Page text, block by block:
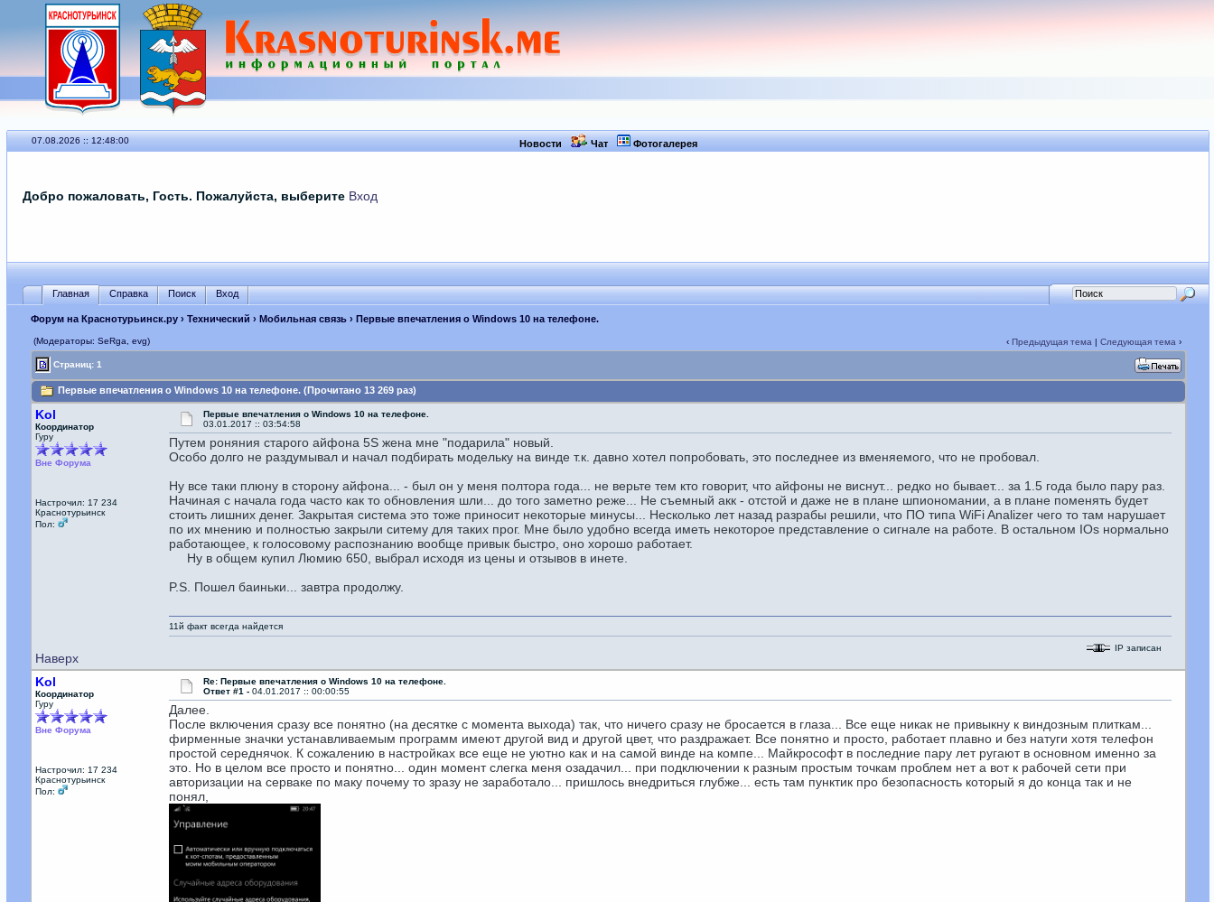
07.08.2026 :: 12:48:00 Новости Чат Фотогалерея
Добро пожаловать, Гость. Пожалуйста, выберите Вход
Главная Справка Поиск Вход
Форум на Краснотурьинск.ру› Технический › Мобильная связь› Первые впечатления о Windows 10 на телефоне.
(Модераторы: SeRga, evg) ‹Предыдущая тема |Следующая тема ›
Страниц: 1
Первые впечатления о Windows 10 на телефоне. (Прочитано 13 269 раз)
Kol
Координатор
Гуру
Вне Форума
Настрочил: 17 234
Краснотурьинск
Пол:
Первые впечатления о Windows 10 на телефоне.
03.01.2017 :: 03:54:58
Путем роняния старого айфона 5S жена мне "подарила" новый.
Особо долго не раздумывал и начал подбирать модельку на винде т.к. давно хотел попробовать, это последнее из вменяемого, что не пробовал.
Ну все таки плюну в сторону айфона... - был он у меня полтора года... не верьте тем кто говорит, что айфоны не виснут... редко но бывает... за 1.5 года было пару раз.
Начиная с начала года часто как то обновления шли... до того заметно реже... Не съемный акк - отстой и даже не в плане шпиономании, а в плане поменять будет
стоить лишних денег. Закрытая система это тоже приносит некоторые минусы... Несколько лет назад разрабы решили, что ПО типа WiFi Analizer чего то там нарушает
по их мнению и полностью закрыли ситему для таких прог. Мне было удобно всегда иметь некоторое представление о сигнале на работе. В остальном IOs нормально
работающее, к голосовому распознанию вообще привык быстро, оно хорошо работает.
Ну в общем купил Люмию 650, выбрал исходя из цены и отзывов в инете.
P.S. Пошел баиньки... завтра продолжу.
Наверх
11й факт всегда найдется
IP записан
Kol
Координатор
Гуру
Вне Форума
Настрочил: 17 234
Краснотурьинск
Пол:
Re: Первые впечатления о Windows 10 на телефоне.
Ответ #1 - 04.01.2017 :: 00:00:55
Далее.
После включения сразу все понятно (на десятке с момента выхода) так, что ничего сразу не бросается в глаза... Все еще никак не привыкну к виндозным плиткам...
фирменные значки устанавливаемым программ имеют другой вид и другой цвет, что раздражает. Все понятно и просто, работает плавно и без натуги хотя телефон
простой середнячок. К сожалению в настройках все еще не уютно как и на самой винде на компе... Майкрософт в последние пару лет ругают в основном именно за
это. Но в целом все просто и понятно... один момент слегка меня озадачил... при подключении к разным простым точкам проблем нет а вот к рабочей сети при
авторизации на серваке по маку почему то зразу не заработало... пришлось внедриться глубже... есть там пунктик про безопасность который я до конца так и не
понял,